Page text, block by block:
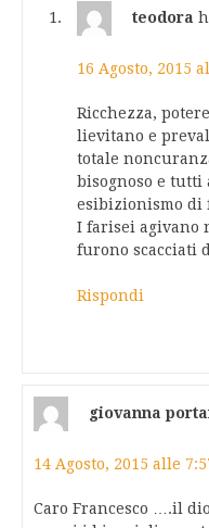
teodora
16 Agosto, 2015
Ricchezza,
lievitano e
totale
bisognoso e tutti
esibizionismo di
I farisei agivano
furono scacciati
Rispondi
giovanna
14 Agosto, 2015 alle
Caro Francesco ….il